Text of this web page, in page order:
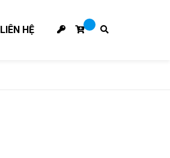
LIÊN HỆ